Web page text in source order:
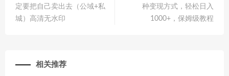
定要把自己卖出去（公域+私
城）高清无水印
种变现方式，轻松日入
1000+，保姆级教程
相关推荐